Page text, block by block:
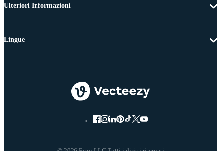
Ulteriori Informazioni
Lingue